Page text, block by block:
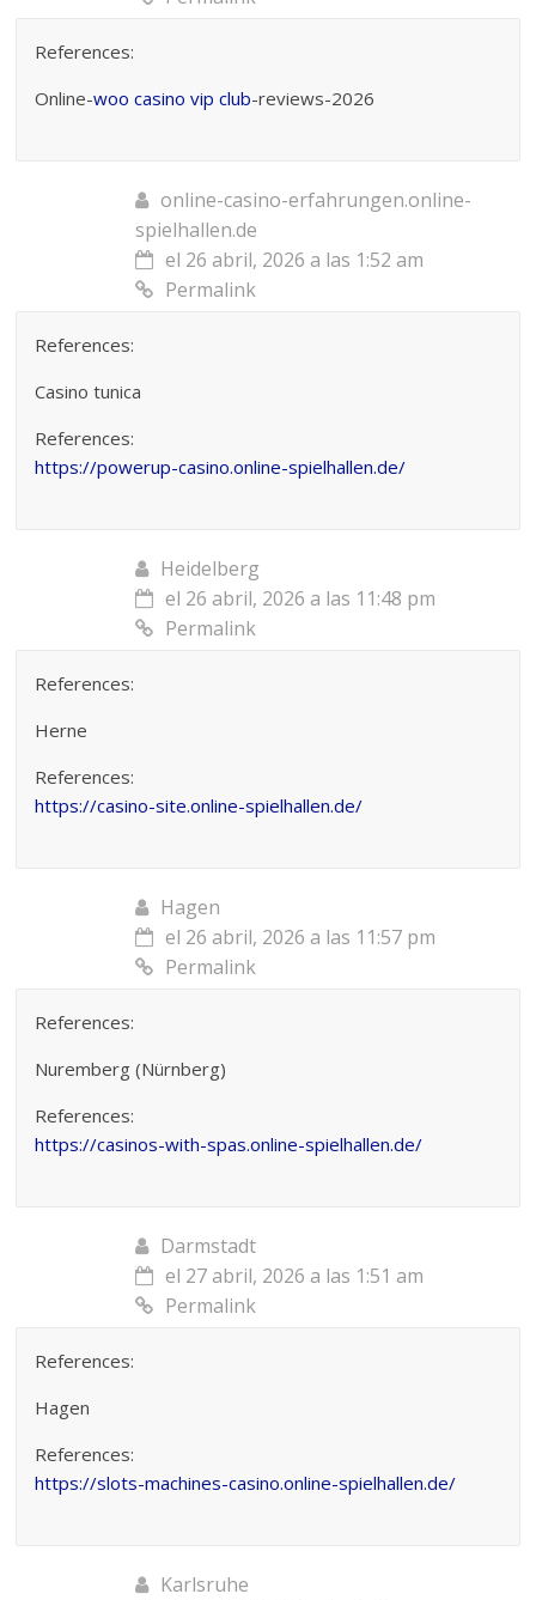
References:
Online-woo casino vip club-reviews-2026
online-casino-erfahrungen.online-
spielhallen.de
el 26 abril, 2026 a las 1:52 am
Permalink
References:
Casino tunica
References:
https://powerup-casino.online-spielhallen.de/
Heidelberg
el 26 abril, 2026 a las 11:48 pm
Permalink
References:
Herne
References:
https://casino-site.online-spielhallen.de/
Hagen
el 26 abril, 2026 a las 11:57 pm
Permalink
References:
Nuremberg (Nürnberg)
References:
https://casinos-with-spas.online-spielhallen.de/
Darmstadt
el 27 abril, 2026 a las 1:51 am
Permalink
References:
Hagen
References:
https://slots-machines-casino.online-spielhallen.de/
Karlsruhe